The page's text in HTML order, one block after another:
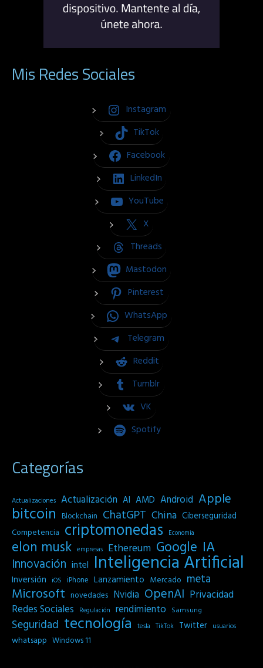
Mis Redes Sociales
Instagram
TikTok
Facebook
LinkedIn
YouTube
X
Threads
Mastodon
Pinterest
WhatsApp
Telegram
Reddit
Tumblr
VK
Spotify
Categorías
Actualizaciones Actualización AI AMD Android Apple
bitcoin Blockchain ChatGPT China Ciberseguridad
Competencia criptomonedas Economia
elon musk empresas Ethereum Google IA
Innovación intel Inteligencia Artificial
Inversión iOS iPhone Lanzamiento Mercado meta
Microsoft novedades Nvidia OpenAI Privacidad
Redes Sociales
Regulación rendimiento Samsung
Seguridad tecnología tesla TikTok Twitter usuarios
whatsapp Windows 11